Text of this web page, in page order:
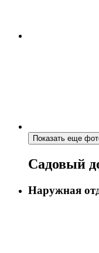
Показать еще
Садовый
Наружная